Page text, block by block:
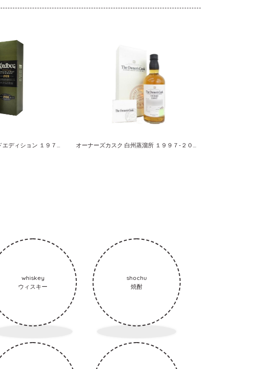
アードベッグ リミテッドエディション １９７５ オーナーズカスク 白州蒸溜所 １９９７-２００９ ホグスヘッド サントリーシングルカスクウイスキー
whiskey
ウィスキー
shochu
焼酎